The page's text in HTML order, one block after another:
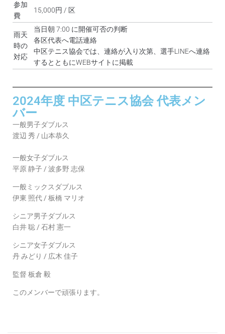
参加
費
15,000円 / 区
雨天
時の
対応
当日朝 7:00 に開催可否の判断
各区代表へ電話連絡
中区テニス協会では、連絡が入り次第、選手LINEへ連絡
するとともにWEBサイトに掲載
2024年度 中区テニス協会 代表メン
バー
一般男子ダブルス
渡辺 秀 / 山本恭久
一般女子ダブルス
平原 静子 / 波多野 志保
一般ミックスダブルス
伊東 照代 / 板橋 マリオ
シニア男子ダブルス
白井 聡 / 石村 憲一
シニア女子ダブルス
丹 みどり / 広木 佳子
監督 板倉 毅
このメンバーで頑張ります。